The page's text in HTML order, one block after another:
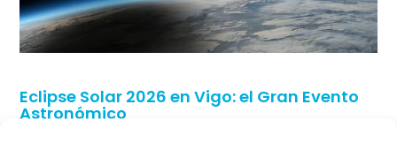
Eclipse Solar 2026 en Vigo: el Gran Evento
Astronómico